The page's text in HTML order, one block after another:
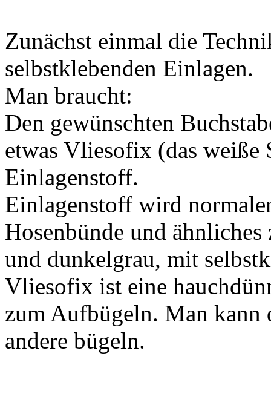
Zunächst einmal die
selbstklebenden Einlagen.
Man braucht:
Den gewünschten
etwas Vliesofix (das weiße
Einlagenstoff.
Einlagenstoff wird
Hosenbünde und
und dunkelgrau, mit
Vliesofix ist eine
zum Aufbügeln. Man kann
andere bügeln.